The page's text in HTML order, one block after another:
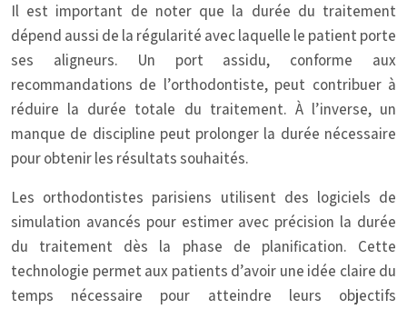
Il est important de noter que la durée du traitement
dépend aussi de la régularité avec laquelle le patient porte
ses aligneurs. Un port assidu, conforme aux
recommandations de l’orthodontiste, peut contribuer à
réduire la durée totale du traitement. À l’inverse, un
manque de discipline peut prolonger la durée nécessaire
pour obtenir les résultats souhaités.
Les orthodontistes parisiens utilisent des logiciels de
simulation avancés pour estimer avec précision la durée
du traitement dès la phase de planification. Cette
technologie permet aux patients d’avoir une idée claire du
temps nécessaire pour atteindre leurs objectifs